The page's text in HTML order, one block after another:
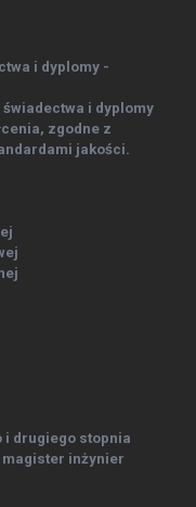
i dyplomy -
i dyplomy
zgodne z
jakości.
i drugiego stopnia
magister inżynier